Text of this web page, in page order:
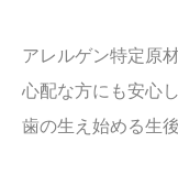
アレルゲン特定原
心配な方にも安心
歯の生え始める生